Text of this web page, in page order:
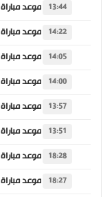
13:44
14:22
14:05
14:00
13:57
13:51
18:28
18:27